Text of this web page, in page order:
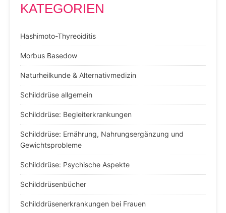
KATEGORIEN
Hashimoto-Thyreoiditis
Morbus Basedow
Naturheilkunde & Alternativmedizin
Schilddrüse allgemein
Schilddrüse: Begleiterkrankungen
Schilddrüse: Ernährung, Nahrungsergänzung und
Gewichtsprobleme
Schilddrüse: Psychische Aspekte
Schilddrüsenbücher
Schilddrüsenerkrankungen bei Frauen